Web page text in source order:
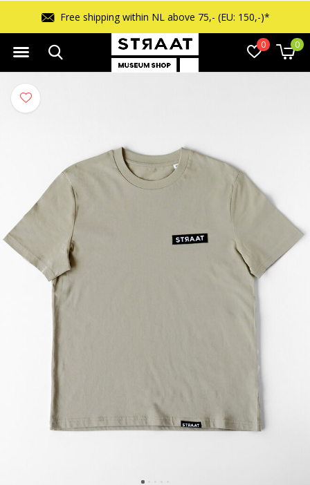
0 0
Free shipping within NL above 75,- (EU: 150,-)*